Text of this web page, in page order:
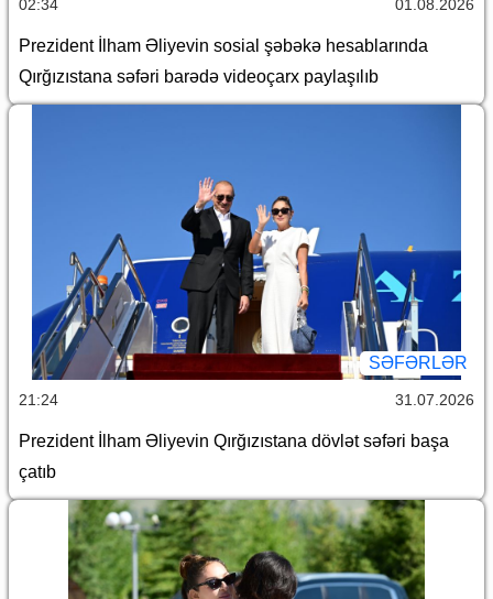
02:34 01.08.2026
Prezident İlham Əliyevin sosial şəbəkə hesablarında
Qırğızıstana səfəri barədə videoçarx paylaşılıb
SƏFƏRLƏR
21:24 31.07.2026
Prezident İlham Əliyevin Qırğızıstana dövlət səfəri başa
çatıb